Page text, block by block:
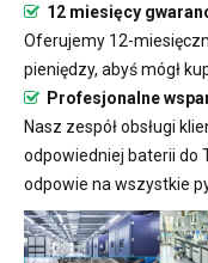
12 miesięcy
Oferujemy 12-
pieniędzy, abyś mógł
Profesjonalne
Nasz zespół obsługi
odpowiedniej baterii do
odpowie na wszystkie